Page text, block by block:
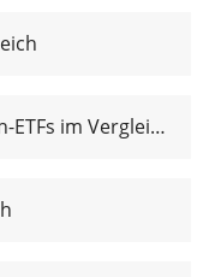
Erneuerbare Energien-ETFs im Vergleich